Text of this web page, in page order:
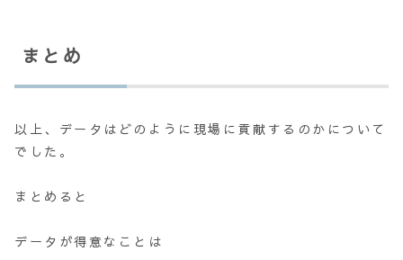
まとめ
以上、データはどのように現場に貢献するのかについて
でした。
まとめると
データが得意なことは